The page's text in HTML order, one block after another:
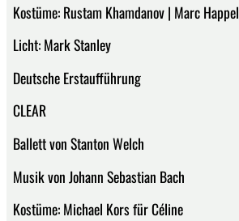
Kostüme: Rustam Khamdanov | Marc Happel
Licht: Mark Stanley
Deutsche Erstaufführung
CLEAR
Ballett von Stanton Welch
Musik von Johann Sebastian Bach
Kostüme: Michael Kors für Céline